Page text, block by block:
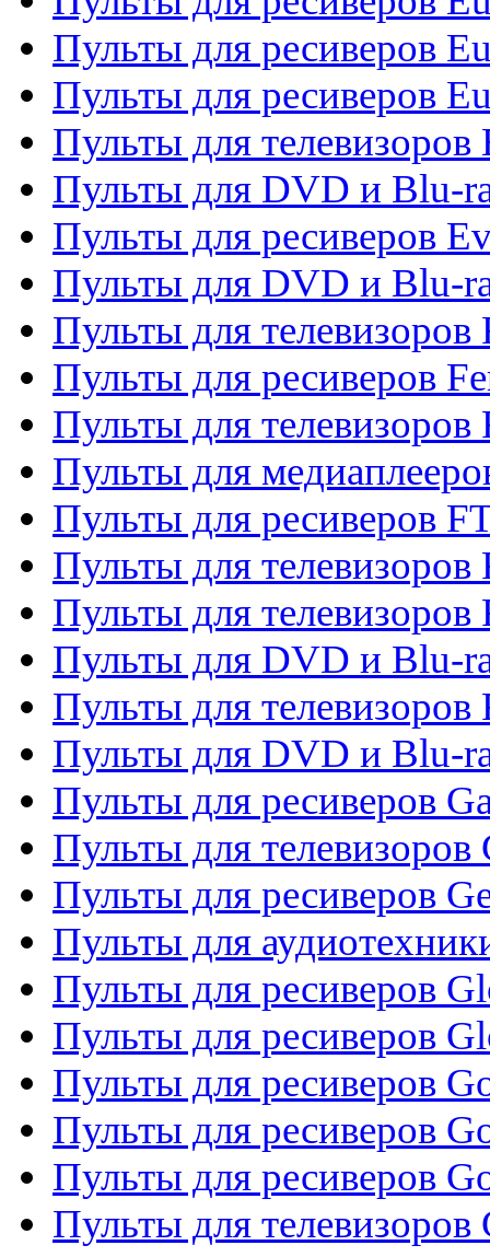
Пульты для ресиверов
Пульты для ресиверов
Пульты для телевизоров
Пульты для DVD и Blu-
Пульты для ресиверов
Пульты для DVD и Blu-
Пульты для телевизоров
Пульты для ресиверов
Пульты для
Пульты для
Пульты для ресиверов
Пульты для телевизоров
Пульты для телевизоров
Пульты для DVD и Blu-
Пульты для телевизоров
Пульты для DVD и Blu-
Пульты для ресиверов
Пульты для телевизоров
Пульты для ресиверов
Пульты для
Пульты для ресиверов
Пульты для ресиверов
Пульты для ресиверов
Пульты для ресиверов
Пульты для ресиверов
Пульты для телевизоров